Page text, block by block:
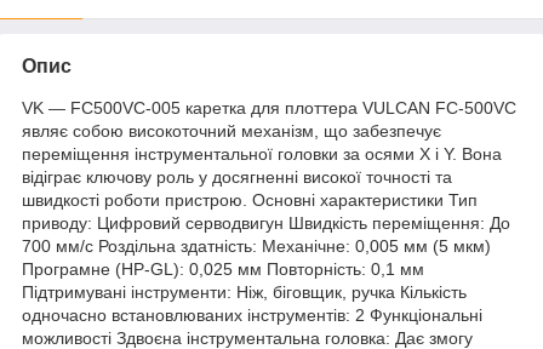
Опис
VK — FC500VC-005 каретка для плоттера VULCAN FC-500VC
являє собою високоточний механізм, що забезпечує
переміщення інструментальної головки за осями X і Y. Вона
відіграє ключову роль у досягненні високої точності та
швидкості роботи пристрою. Основні характеристики Тип
приводу: Цифровий серводвигун Швидкість переміщення: До
700 мм/с Роздільна здатність: Механічне: 0,005 мм (5 мкм)
Програмне (HP-GL): 0,025 мм Повторність: 0,1 мм
Підтримувані інструменти: Ніж, біговщик, ручка Кількість
одночасно встановлюваних інструментів: 2 Функціональні
можливості Здвоєна інструментальна головка: Дає змогу